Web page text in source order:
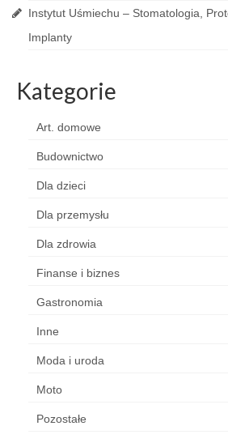
Instytut Uśmiechu – Stomatologia,
Implanty
Kategorie
Art. domowe
Budownictwo
Dla dzieci
Dla przemysłu
Dla zdrowia
Finanse i biznes
Gastronomia
Inne
Moda i uroda
Moto
Pozostałe